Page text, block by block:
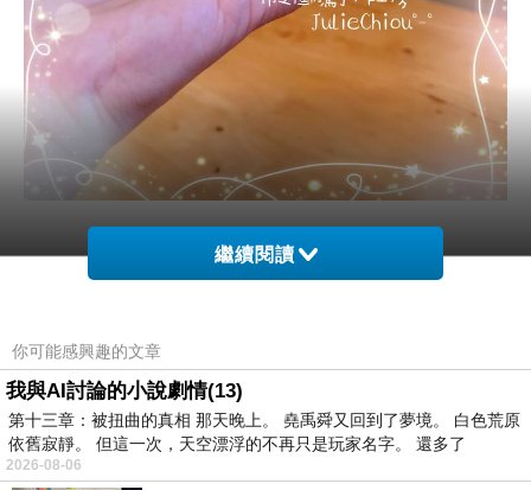
設◆計◆理 ◆ 念
新北市客家文化園區週邊有著豐富多樣的遺址古
(例:三峽祖師廟、老街．．．及歷史民俗；
園區內有客家意象代表著、演藝廳演出．．．
親子育樂及趣味DIY活動體驗等，
皆非常適合全家大小一起參與其中。
繼續閱讀
你可能感興趣的文章
我與AI討論的小說劇情(13)
第十三章：被扭曲的真相 那天晚上。 堯禹舜又回到了夢境。 白色荒原
依舊寂靜。 但這一次，天空漂浮的不再只是玩家名字。 還多了
2026-08-06